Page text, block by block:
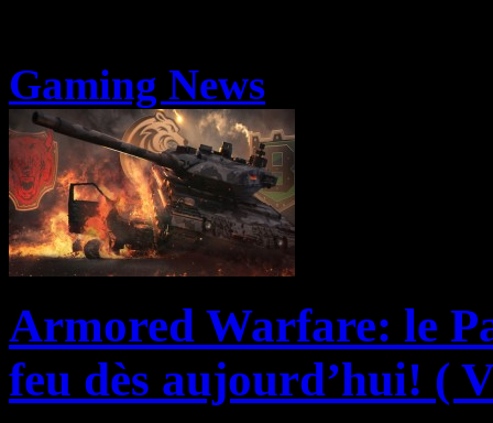
Gaming News
Armored Warfare: le
feu dès aujourd’hui! (